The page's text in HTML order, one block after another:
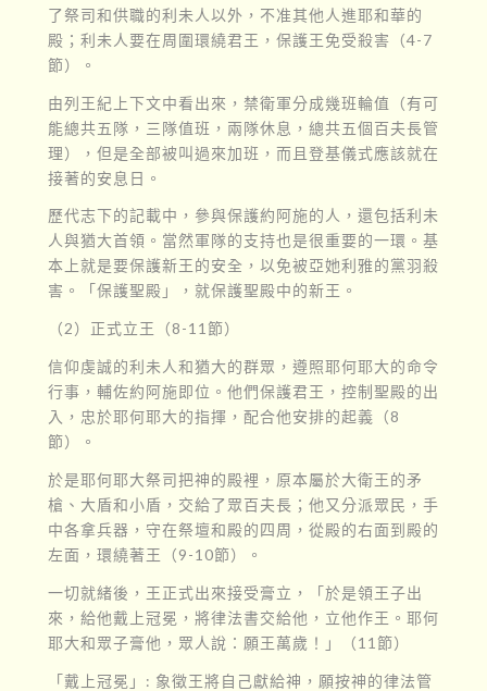
了祭司和供職的利未人以外，不准其他人進耶和華的
殿；利未人要在周圍環繞君王，保護王免受殺害（4-7
節）。
由列王紀上下文中看出來，禁衛軍分成幾班輪值（有可
能總共五隊，三隊值班，兩隊休息，總共五個百夫長管
理），但是全部被叫過來加班，而且登基儀式應該就在
接著的安息日。
歷代志下的記載中，參與保護約阿施的人，還包括利未
人與猶大首領。當然軍隊的支持也是很重要的一環。基
本上就是要保護新王的安全，以免被亞她利雅的黨羽殺
害。「保護聖殿」，就保護聖殿中的新王。
（2）正式立王（8-11節）
信仰虔誠的利未人和猶大的群眾，遵照耶何耶大的命令
行事，輔佐約阿施即位。他們保護君王，控制聖殿的出
入，忠於耶何耶大的指揮，配合他安排的起義（8
節）。
於是耶何耶大祭司把神的殿裡，原本屬於大衛王的矛
槍、大盾和小盾，交給了眾百夫長；他又分派眾民，手
中各拿兵器，守在祭壇和殿的四周，從殿的右面到殿的
左面，環繞著王（9-10節）。
一切就緒後，王正式出來接受膏立，「於是領王子出
來，給他戴上冠冕，將律法書交給他，立他作王。耶何
耶大和眾子膏他，眾人說：願王萬歲！」（11節）
「戴上冠冕」: 象徵王將自己獻給神，願按神的律法管